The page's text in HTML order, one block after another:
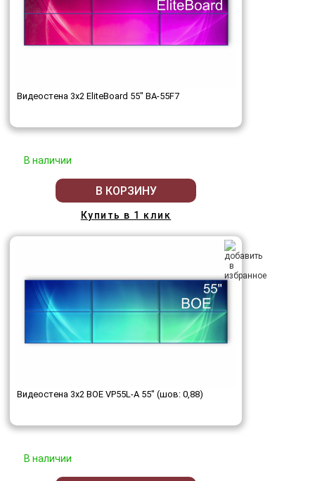
Видеостена 3x2 EliteBoard 55" BA-55F7
В наличии
В КОРЗИНУ
Купить в 1 клик
Видеостена 3x2 BOE VP55L-A 55" (шов: 0,88)
В наличии